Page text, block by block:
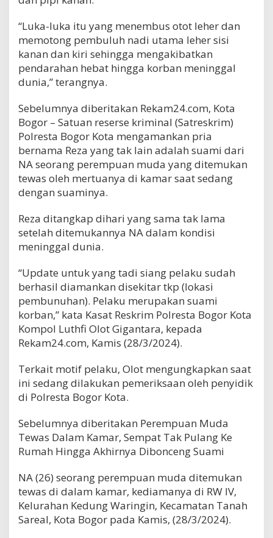
“Luka-luka itu yang menembus otot leher dan
memotong pembuluh nadi utama leher sisi
kanan dan kiri sehingga mengakibatkan
pendarahan hebat hingga korban meninggal
dunia,” terangnya.
Sebelumnya diberitakan Rekam24.com, Kota
Bogor – Satuan reserse kriminal (Satreskrim)
Polresta Bogor Kota mengamankan pria
bernama Reza yang tak lain adalah suami dari
NA seorang perempuan muda yang ditemukan
tewas oleh mertuanya di kamar saat sedang
dengan suaminya.
Reza ditangkap dihari yang sama tak lama
setelah ditemukannya NA dalam kondisi
meninggal dunia.
“Update untuk yang tadi siang pelaku sudah
berhasil diamankan disekitar tkp (lokasi
pembunuhan). Pelaku merupakan suami
korban,” kata Kasat Reskrim Polresta Bogor Kota
Kompol Luthfi Olot Gigantara, kepada
Rekam24.com, Kamis (28/3/2024).
Terkait motif pelaku, Olot mengungkapkan saat
ini sedang dilakukan pemeriksaan oleh penyidik
di Polresta Bogor Kota.
Sebelumnya diberitakan Perempuan Muda
Tewas Dalam Kamar, Sempat Tak Pulang Ke
Rumah Hingga Akhirnya Dibonceng Suami
NA (26) seorang perempuan muda ditemukan
tewas di dalam kamar, kediamanya di RW IV,
Kelurahan Kedung Waringin, Kecamatan Tanah
Sareal, Kota Bogor pada Kamis, (28/3/2024).